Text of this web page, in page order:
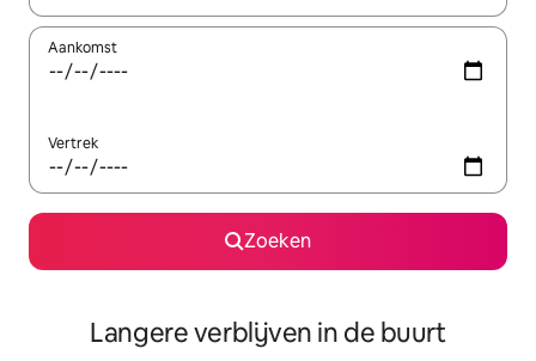
Aankomst
Vertrek
Zoeken
Langere verblijven in de buurt